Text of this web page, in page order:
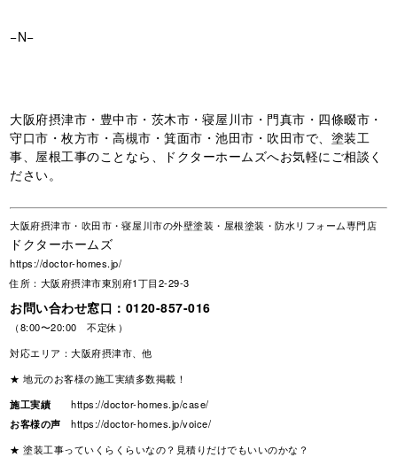
−N−
大阪府摂津市・豊中市・茨木市・寝屋川市・門真市・四條畷市・
守口市・枚方市・高槻市・箕面市・池田市・吹田市で、塗装工
事、屋根工事のことなら、ドクターホームズへお気軽にご相談く
ださい。
大阪府摂津市・吹田市・寝屋川市の外壁塗装・屋根塗装・防水リフォーム専門店
ドクターホームズ
https://doctor-homes.jp/
住所：大阪府摂津市東別府1丁目2-29-3
お問い合わせ窓口： 0120-857-016
（8:00〜20:00 不定休）
対応エリア：大阪府摂津市、他
★ 地元のお客様の施工実績多数掲載！
施工実績
https://doctor-homes.jp/case/
お客様の声
https://doctor-homes.jp/voice/
★ 塗装工事っていくらくらいなの？見積りだけでもいいのかな？